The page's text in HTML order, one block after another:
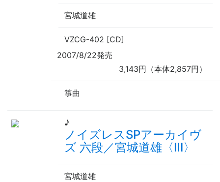
宮城道雄
VZCG-402 [CD]
2007/8/22発売
3,143円（本体2,857円）
箏曲
♪
ノイズレスSPアーカイヴ
ズ 六段／宮城道雄〈Ⅲ〉
宮城道雄